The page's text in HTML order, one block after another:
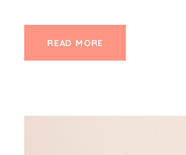
READ MORE